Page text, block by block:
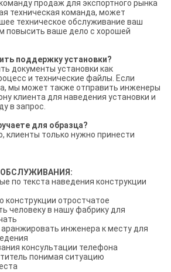
продаж для экспортного рынка
техническая команда, может
техническое обслуживание ваш
повысить ваше дело с хорошей
поддержку установки?
документы установки как
и технические файлы. Если
мы может также отправить инженеры
клиента для наведения установки и
в запрос.
для образца?
клиенты только нужно принести
ОБСЛУЖИВАНИЯ:
по текста наведения конструкции
конструкции отростчатое
человеку в нашу фабрику для
инженера к месту для
консультации телефона
понимая ситуацию